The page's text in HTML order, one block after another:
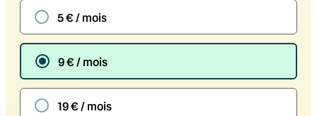
5 € / mois
9 € / mois
19 € / mois